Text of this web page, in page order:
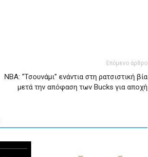
Επόμενο άρθρο
NBA: “Τσουνάμι” ενάντια στη ρατσιστική βία
μετά την απόφαση των Bucks για αποχή